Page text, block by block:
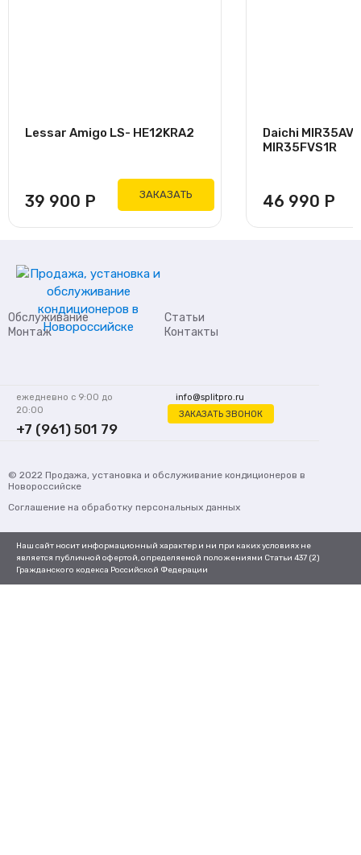
Lessar Amigo LS- HE12KRA2
39 900 Р ЗАКАЗАТЬ
Daichi
MIR35FVS1R
46 990 Р
Обслуживание
Монтаж
Статьи
Контакты
info@splitpro.ru
ЗАКАЗАТЬ ЗВОНОК
ежедневно с 9:00 до
20:00
+7 (961) 501 79
© 2022 Продажа, установка и обслуживание кондиционеров в
Новороссийске
Соглашение на обработку персональных данных
Наш сайт носит информационный характер и ни при каких условиях не
является публичной офертой, определяемой положениями Статьи 437 (2)
Гражданского кодекса Российской Федерации